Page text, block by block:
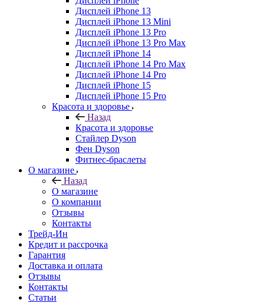
Дисплей iPhone 13
Дисплей iPhone 13 Mini
Дисплей iPhone 13 Pro
Дисплей iPhone 13 Pro Max
Дисплей iPhone 14
Дисплей iPhone 14 Pro Max
Дисплей iPhone 14 Pro
Дисплей iPhone 15
Дисплей iPhone 15 Pro
Красота и здоровье
Назад
Красота и здоровье
Стайлер Dyson
Фен Dyson
Фитнес-браслеты
О магазине
Назад
О магазине
О компании
Отзывы
Контакты
Трейд-Ин
Кредит и рассрочка
Гарантия
Доставка и оплата
Отзывы
Контакты
Статьи